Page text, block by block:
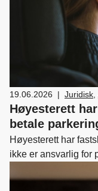
19.06.2026 | Juridisk
Høyesterett
betale
Høyesterett har
ikke er ansvarlig for
kunde. Bileier har